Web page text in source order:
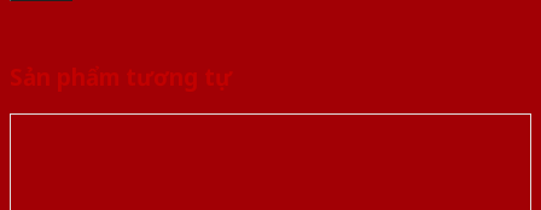
Sản phẩm tương tự